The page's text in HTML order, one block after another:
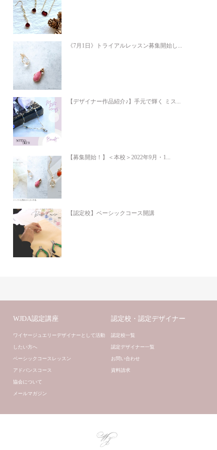
《7月1日》トライアルレッスン募集開始し...
【デザイナー作品紹介♪】手元で輝く ミス...
【募集開始！】＜本校＞2022年9月・1...
【認定校】ベーシックコース開講
WJDA認定講座
ワイヤージュエリーデザイナーとして活動
したい方へ
ベーシックコースレッスン
アドバンスコース
協会について
メールマガジン
認定校・認定デザイナー
認定校一覧
認定デザイナー一覧
お問い合わせ
資料請求